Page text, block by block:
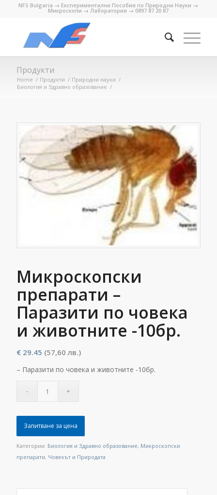
NFS Bulgaria → Експериментални Пособия по Природни Науки →
Микроскопи → Лаборатория → 0897 87 20 87
Продукти
Home / Продукти / Природни науки /
Биология и Здравно образование /
Микроскопски
препарати –
Паразити по човека
и животните -10бр.
€29.45 (57,60 лв.)
– Паразити по човека и животните -10бр.
Запитване за цена
Категории: Биология и Здравно образование, Микроскопски
препарати, Човекът и Природата